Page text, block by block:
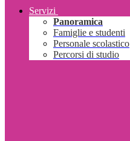
Servizi
Panoramica
Famiglie e studenti
Personale scolastico
Percorsi di studio